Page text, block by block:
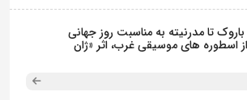
تا مدرنیته به مناسبت روز جهانی
38 پرتره از اسطوره های موسیقی غرب، اثر «ژان